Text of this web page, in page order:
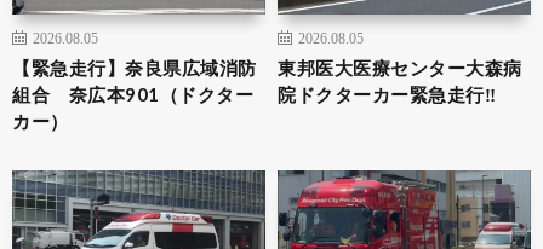
2026.08.05
【緊急走行】奈良県広域消防
組合 奈広本901（ドクター
カー）
2026.08.05
東邦医大医療センター大森病
院ドクターカー緊急走行‼️